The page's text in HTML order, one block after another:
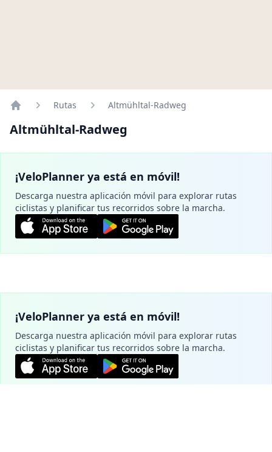
Rutas Altmühltal-Radweg
Altmühltal-Radweg
¡VeloPlanner ya está en móvil!
Descarga nuestra aplicación móvil para explorar rutas
ciclistas y planificar tus recorridos sobre la marcha.
¡VeloPlanner ya está en móvil!
Descarga nuestra aplicación móvil para explorar rutas
ciclistas y planificar tus recorridos sobre la marcha.